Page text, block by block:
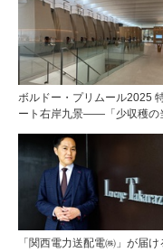
ボルドー・プリムール2025
ート右岸九景――「少収穫の
ンテミリオン 有力9シャトー
「関西電力送配電㈱」が届け